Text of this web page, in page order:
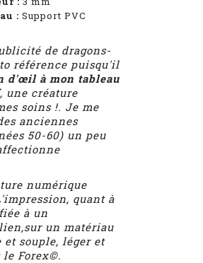
: Support PVC
de dragons-
référence puisqu'il
d'œil à mon tableau
, une créature
soins !. Je me
anciennes
50-60) un peu
numérique
quant à
à un
sur un matériau
souple, léger et
le Forex©.